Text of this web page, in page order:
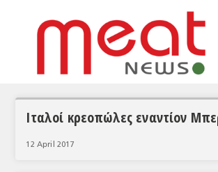
Ιταλοί κρεοπώλες εναντίον
12 April 2017